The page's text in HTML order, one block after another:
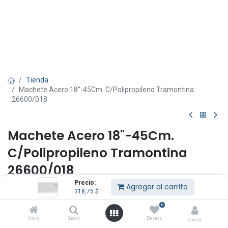
Precio:
318,75 $ Agregar al carrito
Inicio Buscar
0
Deseos Cuenta
Tienda
Machete Acero 18"-45Cm. C/Polipropileno Tramontina
26600/018
Machete Acero 18"-45Cm.
C/Polipropileno Tramontina
26600/018
(0 reseña)
Hoja de acero carbono 18" - 45 Cms con filo liso.
Mango de polipropileno fijado con clavos de aluminio.
Hoja con mayor durabilidad del filo debido al tratamiento térmico.